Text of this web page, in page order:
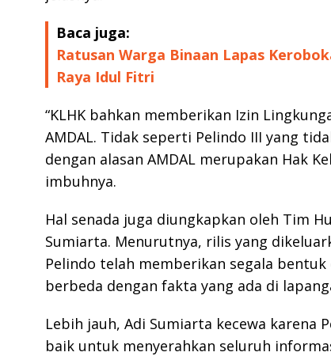
Baca juga:
Ratusan Warga Binaan Lapas
Raya Idul Fitri
“KLHK bahkan memberikan Izin
AMDAL. Tidak seperti Pelindo III yang
dengan alasan AMDAL merupakan Hak
imbuhnya.
Hal senada juga diungkapkan oleh Tim
Sumiarta. Menurutnya, rilis yang
Pelindo telah memberikan segala
berbeda dengan fakta yang ada di
Lebih jauh, Adi Sumiarta kecewa karena
baik untuk menyerahkan seluruh